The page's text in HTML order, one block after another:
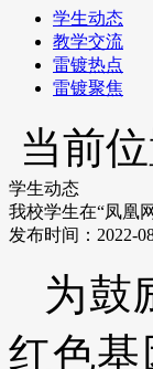
学生动态
教学交流
雷镀热点
雷镀聚焦
当前位
学生动态
我校学生在“凤凰
发布时间：2022-
为鼓
红色